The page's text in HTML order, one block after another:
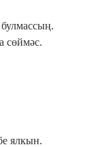
сөймәс.
ялкын.